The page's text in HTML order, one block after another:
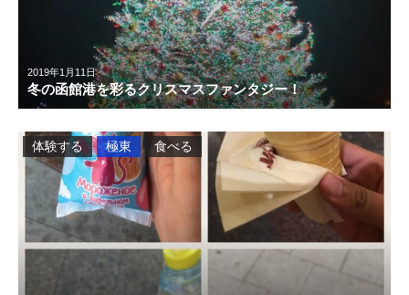
2019年1月11日
冬の函館港を彩るクリスマスファンタジー！
体験する 極東 食べる